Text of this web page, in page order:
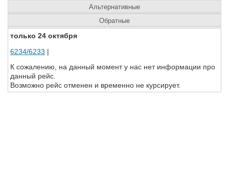
только 24 октября
6234/6233 |
К сожалению, на данный момент у нас нет информации про
данный рейс.
Возможно рейс отменен и временно не курсирует.
Альтернативные
Обратные